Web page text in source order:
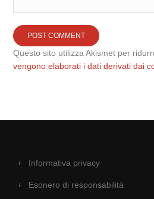
Questo sito utilizza Akismet per
vengono elaborati i dati derivati dai
Informativa privacy
Esonero di responsabilità